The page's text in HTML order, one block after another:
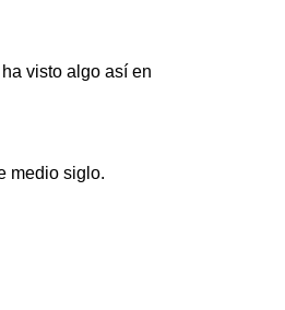
visto algo así en
medio siglo.